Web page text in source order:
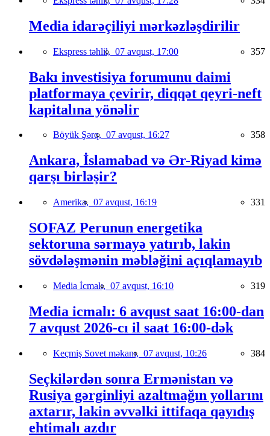
Media idarəçiliyi mərkəzləşdirilir
Ekspress təhlil, 07 avqust, 17:00 357
Bakı investisiya forumunu daimi
platformaya çevirir, diqqət qeyri-neft
kapitalına yönəlir
Böyük Şərq, 07 avqust, 16:27 358
Ankara, İslamabad və Ər-Riyad kimə
qarşı birləşir?
Amerika, 07 avqust, 16:19 331
SOFAZ Perunun energetika
sektoruna sərmayə yatırıb, lakin
sövdələşmənin məbləğini açıqlamayıb
Media İcmalı, 07 avqust, 16:10 319
Media icmalı: 6 avqust saat 16:00-dan
7 avqust 2026-cı il saat 16:00-dək
Keçmiş Sovet məkanı, 07 avqust, 10:26 384
Seçkilərdən sonra Ermənistan və
Rusiya gərginliyi azaltmağın yollarını
axtarır, lakin əvvəlki ittifaqa qayıdış
ehtimalı azdır